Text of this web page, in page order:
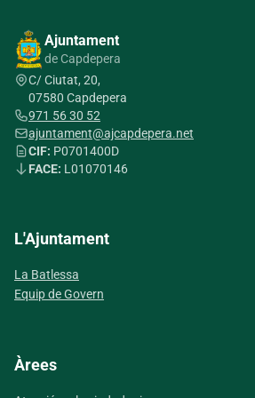
Ajuntament
de Capdepera
C/ Ciutat, 20,
07580 Capdepera
971 56 30 52
ajuntament@ajcapdepera.net
CIF: P0701400D
FACE: L01070146
L'Ajuntament
La Batlessa
Equip de Govern
Àrees